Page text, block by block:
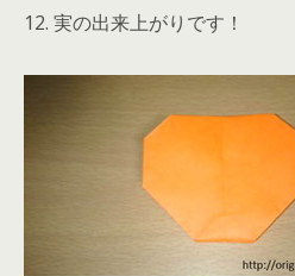
12. 実の出来上がりです！